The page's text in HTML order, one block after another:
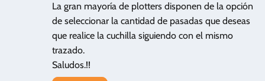
La gran mayoría de plotters disponen de la opción
de seleccionar la cantidad de pasadas que deseas
que realice la cuchilla siguiendo con el mismo
trazado.
Saludos.!!